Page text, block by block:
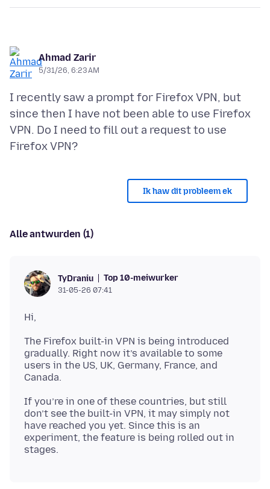
Ahmad Zarir
5/31/26, 6:23 AM
I recently saw a prompt for Firefox VPN, but
since then I have not been able to use Firefox
VPN. Do I need to fill out a request to use
Ik haw dit probleem ek
Alle antwurden (1)
TyDraniu Top 10-meiwurker
31-05-26 07:41
The Firefox built-in VPN is being introduced
gradually. Right now it’s available to some
users in the US, UK, Germany, France, and
If you’re in one of these countries, but still
don’t see the built-in VPN, it may simply not
have reached you yet. Since this is an
experiment, the feature is being rolled out in